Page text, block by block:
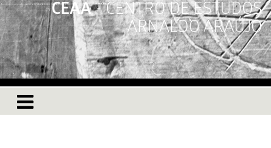
CEAA- CENTRO DE ESTUDOS
ARNALDO ARAÚJO